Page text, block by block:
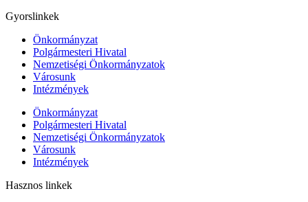
Gyorslinkek
Önkormányzat
Polgármesteri Hivatal
Nemzetiségi Önkormányzatok
Városunk
Intézmények
Önkormányzat
Polgármesteri Hivatal
Nemzetiségi Önkormányzatok
Városunk
Intézmények
Hasznos linkek